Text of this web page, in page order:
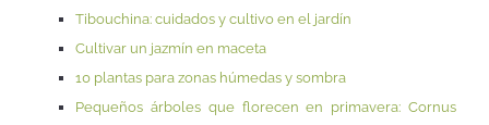
Tibouchina: cuidados y cultivo en el jardín
Cultivar un jazmín en maceta
10 plantas para zonas húmedas y sombra
Pequeños árboles que florecen en primavera: Cornus